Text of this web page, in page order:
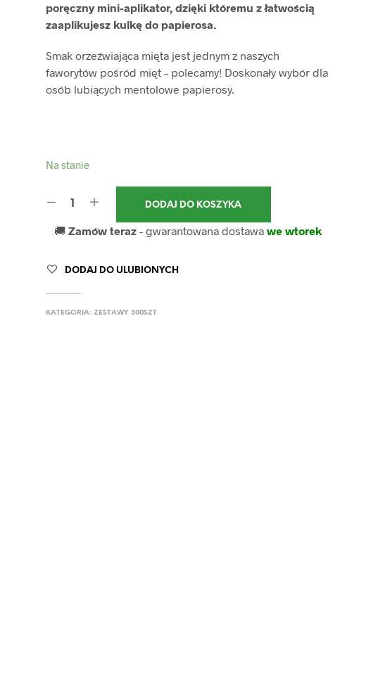
poręczny mini-aplikator, dzięki któremu z łatwością
zaaplikujesz kulkę do papierosa.
Smak orzeźwiająca mięta jest jednym z naszych
faworytów pośród mięt – polecamy! Doskonały wybór dla
osób lubiących mentolowe papierosy.
Na stanie
DODAJ DO KOSZYKA
🚚Zamów teraz - gwarantowana dostawawe wtorek
DODAJ DO ULUBIONYCH
KATEGORIA: ZESTAWY 300SZT